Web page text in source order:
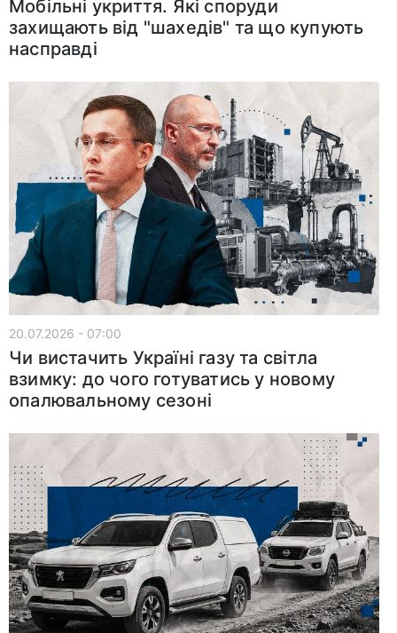
Мобільні укриття. Які споруди
захищають від "шахедів" та що купують
насправді
20.07.2026 - 07:00
Чи вистачить Україні газу та світла
взимку: до чого готуватись у новому
опалювальному сезоні